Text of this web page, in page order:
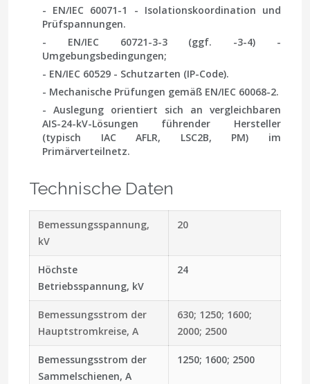
- EN/IEC 60071-1
- Isolationskoordination und
Prüfspannungen.
- EN/IEC 60721-3-3(ggf. -3-4) -
Umgebungsbedingungen;
- EN/IEC 60529- Schutzarten (IP-Code).
- Mechanische Prüfungen gemäß EN/IEC 60068-2.
- Auslegung orientiert sich an vergleichbaren
AIS-24-kV-Lösungen führender Hersteller
(typisch IAC AFLR, LSC2B, PM) im
Primärverteilnetz.
Technische Daten
Bemessungsspannung,
kV
20
Höchste
Betriebsspannung, kV
24
Bemessungsstrom der
Hauptstromkreise, A
630; 1250; 1600;
2000; 2500
Bemessungsstrom der
Sammelschienen, A
1250; 1600; 2500